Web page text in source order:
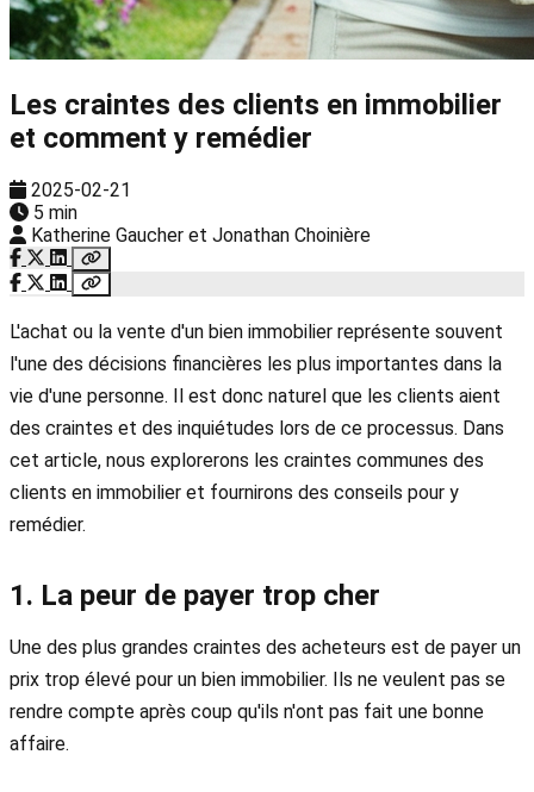
Les craintes des clients en immobilier
et comment y remédier
2025-02-21
5 min
Katherine Gaucher et Jonathan Choinière
L'achat ou la vente d'un bien immobilier représente souvent
l'une des décisions financières les plus importantes dans la
vie d'une personne. Il est donc naturel que les clients aient
des craintes et des inquiétudes lors de ce processus. Dans
cet article, nous explorerons les craintes communes des
clients en immobilier et fournirons des conseils pour y
remédier.
1. La peur de payer trop cher
Une des plus grandes craintes des acheteurs est de payer un
prix trop élevé pour un bien immobilier. Ils ne veulent pas se
rendre compte après coup qu'ils n'ont pas fait une bonne
affaire.